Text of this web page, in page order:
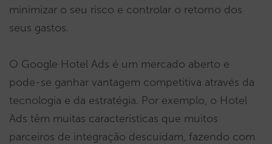
minimizar o seu risco e controlar o retorno dos
seus gastos.
O Google Hotel Ads é um mercado aberto e
pode-se ganhar vantagem competitiva através da
tecnologia e da estratégia. Por exemplo, o Hotel
Ads têm muitas características que muitos
parceiros de integração descuidam, fazendo com